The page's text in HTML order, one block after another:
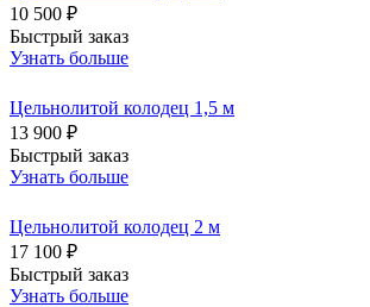
10 500 ₽
Быстрый заказ
Узнать больше
Цельнолитой колодец 1,5 м
13 900 ₽
Быстрый заказ
Узнать больше
Цельнолитой колодец 2 м
17 100 ₽
Быстрый заказ
Узнать больше